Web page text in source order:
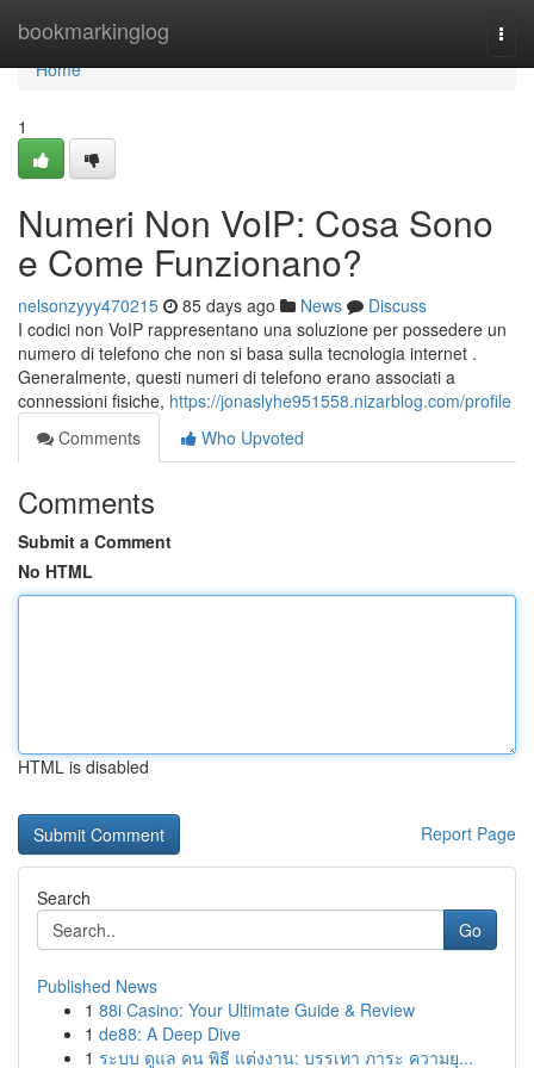
bookmarkinglog
Home
Home
1
Numeri Non VoIP: Cosa Sono
e Come Funzionano?
nelsonzyyy470215 85 days ago News
Discuss
I codici non VoIP rappresentano una soluzione per possedere un
numero di telefono che non si basa sulla tecnologia internet .
Generalmente, questi numeri di telefono erano associati a
connessioni fisiche, https://jonaslyhe951558.nizarblog.com/profile
Comments
Who Upvoted
Comments
Submit a Comment
No HTML
HTML is disabled
Report Page
Search
Go
Published News
1 88i Casino: Your Ultimate Guide & Review
1 de88: A Deep Dive
1 ระบบ ดูแล คน พิธี แต่งงาน: บรรเทา ภาระ ความยุ...